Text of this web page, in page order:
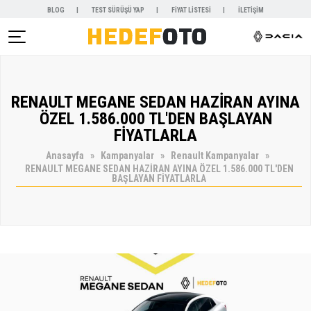
)
BLOG TEST SÜRÜŞÜ YAP FİYAT LİSTESİ İLETİŞİM
RENAULT MEGANE SEDAN HAZİRAN AYINA
ÖZEL 1.586.000 TL'DEN BAŞLAYAN
FİYATLARLA
Anasayfa Kampanyalar
Renault Kampanyalar
RENAULT MEGANE SEDAN HAZİRAN AYINA ÖZEL 1.586.000 TL'DEN
BAŞLAYAN FİYATLARLA